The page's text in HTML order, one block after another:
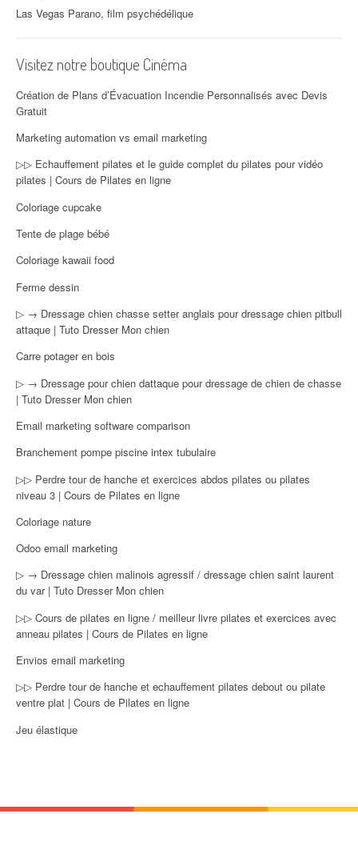
Las Vegas Parano, film psychédélique
Visitez notre boutique Cinéma
Création de Plans d’Évacuation Incendie Personnalisés avec Devis
Gratuit
Marketing automation vs email marketing
▷▷ Echauffement pilates et le guide complet du pilates pour vidéo
pilates | Cours de Pilates en ligne
Coloriage cupcake
Tente de plage bébé
Coloriage kawaii food
Ferme dessin
▷ → Dressage chien chasse setter anglais pour dressage chien pitbull
attaque | Tuto Dresser Mon chien
Carre potager en bois
▷ → Dressage pour chien dattaque pour dressage de chien de chasse
| Tuto Dresser Mon chien
Email marketing software comparison
Branchement pompe piscine intex tubulaire
▷▷ Perdre tour de hanche et exercices abdos pilates ou pilates
niveau 3 | Cours de Pilates en ligne
Coloriage nature
Odoo email marketing
▷ → Dressage chien malinois agressif / dressage chien saint laurent
du var | Tuto Dresser Mon chien
▷▷ Cours de pilates en ligne / meilleur livre pilates et exercices avec
anneau pilates | Cours de Pilates en ligne
Envios email marketing
▷▷ Perdre tour de hanche et echauffement pilates debout ou pilate
ventre plat | Cours de Pilates en ligne
Jeu élastique